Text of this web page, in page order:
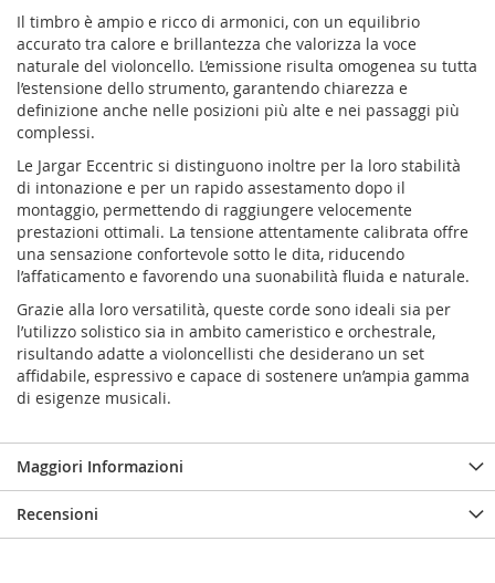
Il timbro è ampio e ricco di armonici, con un equilibrio
accurato tra calore e brillantezza che valorizza la voce
naturale del violoncello. L’emissione risulta omogenea su tutta
l’estensione dello strumento, garantendo chiarezza e
definizione anche nelle posizioni più alte e nei passaggi più
complessi.
Le Jargar Eccentric si distinguono inoltre per la loro stabilità
di intonazione e per un rapido assestamento dopo il
montaggio, permettendo di raggiungere velocemente
prestazioni ottimali. La tensione attentamente calibrata offre
una sensazione confortevole sotto le dita, riducendo
l’affaticamento e favorendo una suonabilità fluida e naturale.
Grazie alla loro versatilità, queste corde sono ideali sia per
l’utilizzo solistico sia in ambito cameristico e orchestrale,
risultando adatte a violoncellisti che desiderano un set
affidabile, espressivo e capace di sostenere un’ampia gamma
di esigenze musicali.
Maggiori Informazioni
Recensioni